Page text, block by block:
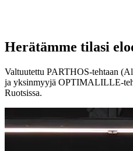
Herätämme tilasi
Valtuutettu PARTHOS-tehtaan
ja yksinmyyjä OPTIMALILLE-
Ruotsissa.